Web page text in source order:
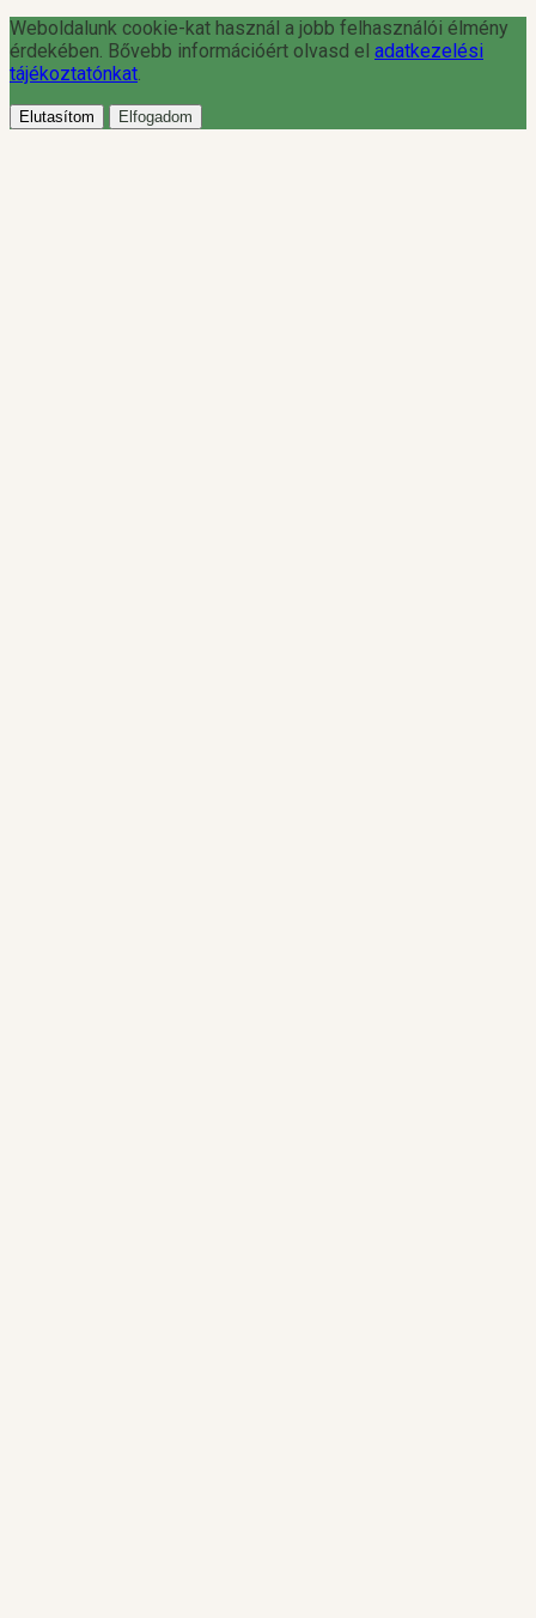
Weboldalunk cookie-kat használ a jobb felhasználói élmény
érdekében. Bővebb információért olvasd el adatkezelési
tájékoztatónkat
Elutasítom Elfogadom